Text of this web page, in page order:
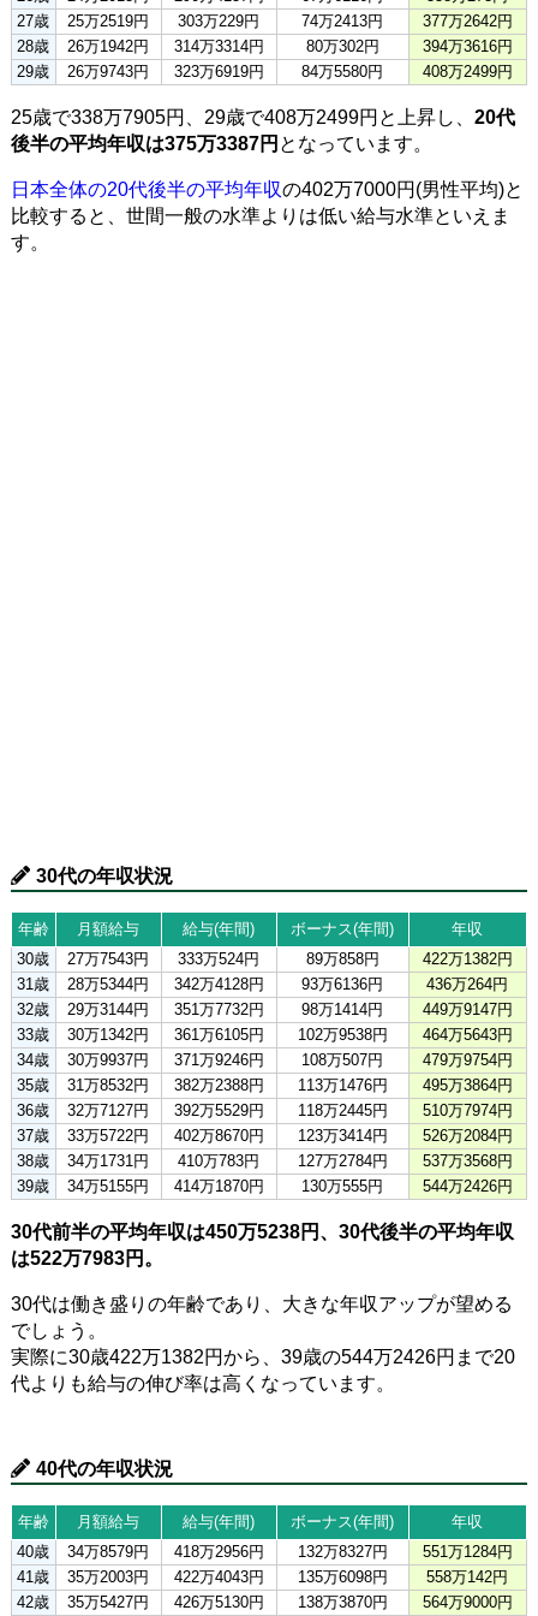
27歳
25万2519円 303万229円 74万2413円
377万2642円
28歳
26万1942円 314万3314円 80万302円
394万3616円
29歳
26万9743円 323万6919円 84万5580円 408万2499円
25歳で338万7905円、29歳で408万2499円と上昇し、 20代
後半の平均年収は375万3387円 となっています。
日本全体の20代後半の平均年収の402万7000円(男性平均)と
比較すると、世間一般の水準よりは低い給与水準といえま
す。
30代の年収状況
年齢 月額給与 給与(年間) ボーナス(年間)
年収
30歳
27万7543円 333万524円 89万858円
422万1382円
31歳
28万5344円 342万4128円 93万6136円
436万264円
32歳
29万3144円 351万7732円 98万1414円
449万9147円
33歳
30万1342円 361万6105円 102万9538円
464万5643円
34歳
30万9937円 371万9246円 108万507円
479万9754円
35歳
31万8532円 382万2388円 113万1476円
495万3864円
36歳
32万7127円 392万5529円 118万2445円
510万7974円
37歳
33万5722円 402万8670円 123万3414円
526万2084円
38歳
34万1731円 410万783円 127万2784円
537万3568円
39歳
34万5155円 414万1870円 130万555円 544万2426円
30代前半の平均年収は450万5238円、30代後半の平均年収
は522万7983円。
30代は働き盛りの年齢であり、大きな年収アップが望める
でしょう。
実際に30歳422万1382円から、39歳の544万2426円まで20
代よりも給与の伸び率は高くなっています。
40代の年収状況
年齢 月額給与 給与(年間) ボーナス(年間)
年収
40歳
34万8579円 418万2956円 132万8327円
551万1284円
41歳
35万2003円 422万4043円 135万6098円
558万142円
42歳
35万5427円 426万5130円 138万3870円 564万9000円